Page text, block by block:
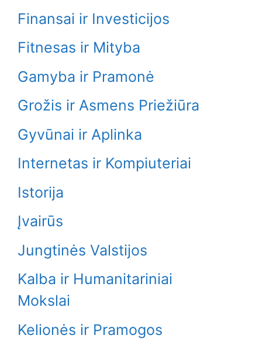
Finansai ir Investicijos
Fitnesas ir Mityba
Gamyba ir Pramonė
Grožis ir Asmens Priežiūra
Gyvūnai ir Aplinka
Internetas ir Kompiuteriai
Istorija
Įvairūs
Jungtinės Valstijos
Kalba ir Humanitariniai
Mokslai
Kelionės ir Pramogos